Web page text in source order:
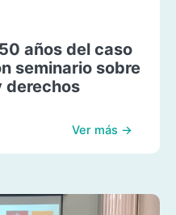
años del caso
seminario sobre
derechos
Ver más →